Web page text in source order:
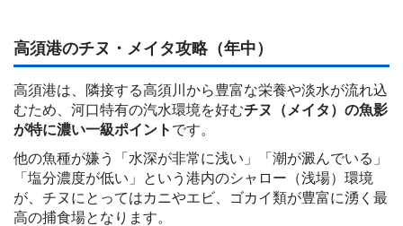
高須港のチヌ・メイタ攻略（年中）
高須港は、隣接する高須川から豊富な栄養や淡水が流れ込
むため、河口特有の汽水環境を好むチヌ（メイタ）の魚影
が特に濃い一級ポイント です。
他の魚種が嫌う「水深が非常に浅い」「潮が澱んでいる」
「塩分濃度が低い」という港内のシャロー（浅場）環境
が、チヌにとってはカニやエビ、ゴカイ類が豊富に湧く最
高の捕食場となります。